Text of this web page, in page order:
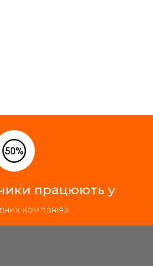
працюють у
компаніях